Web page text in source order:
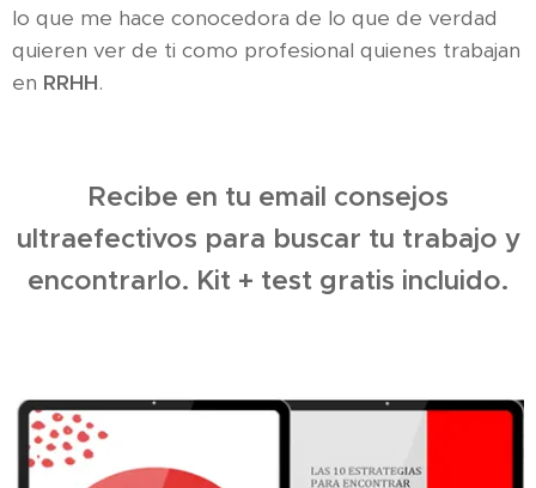
lo que me hace conocedora de lo que de verdad
quieren ver de ti como profesional quienes trabajan
en RRHH.
Recibe en tu email consejos
ultraefectivos para buscar tu trabajo y
encontrarlo. Kit + test gratis incluido.